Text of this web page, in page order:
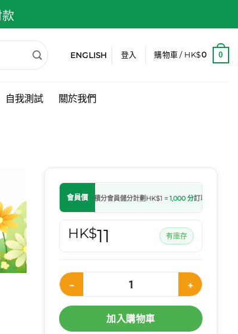
ENGLISH 登入 購物車 / HK$0 0
自我測試 關於我們
會員價 會員儲分計劃HK$1 =1,000 分訂單轉為處理中
HK$11 有庫存
加護 Cancare™ 三角繃帶 數量
加入購物車